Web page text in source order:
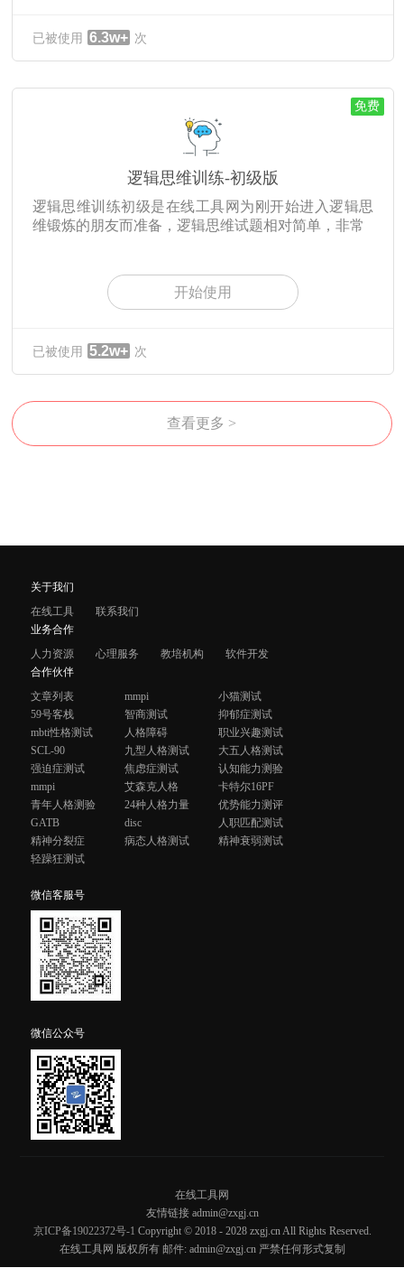
已被使用 6.3w+ 次
免费
逻辑思维训练-初级版
逻辑思维训练初级是在线工具网为刚开始进入逻辑思
维锻炼的朋友而准备，逻辑思维试题相对简单，非常
开始使用
已被使用 5.2w+ 次
查看更多 >
关于我们
在线工具
联系我们
业务合作
人力资源
心理服务 教培机构
软件开发
合作伙伴
文章列表
mmpi
小猫测试
59号客栈
智商测试
抑郁症测试
mbti性格测试
人格障碍
职业兴趣测试
SCL-90
九型人格测试
大五人格测试
强迫症测试
焦虑症测试
认知能力测验
mmpi
艾森克人格
卡特尔16PF
青年人格测验
24种人格力量
优势能力测评
GATB
disc
人职匹配测试
精神分裂症
病态人格测试
精神衰弱测试
轻躁狂测试
微信客服号
微信公众号
在线工具网
友情链接 admin@zxgj.cn
京ICP备19022372号-1 Copyright © 2018 - 2028 zxgj.cn All Rights Reserved.
在线工具网 版权所有 邮件: admin@zxgj.cn 严禁任何形式复制